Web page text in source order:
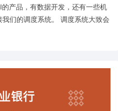
产品，有数据开发，还有一些机
们的调度系统。 调度系统大致会